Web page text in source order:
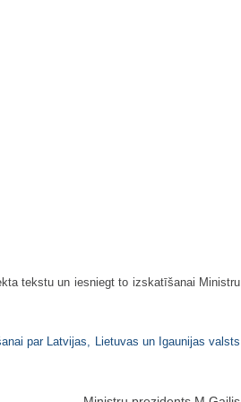
tekstu un iesniegt to izskatīšanai Ministru
par Latvijas, Lietuvas un Igaunijas valsts